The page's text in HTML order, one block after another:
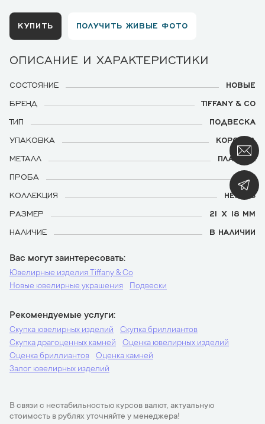
КУПИТЬ ПОЛУЧИТЬ ЖИВЫЕ ФОТО
ОПИСАНИЕ И ХАРАКТЕРИСТИКИ
СОСТОЯНИЕ
НОВЫЕ
БРЕНД
TIFFANY & CO
ТИП
ПОДВЕСКА
УПАКОВКА
КОРОБКА
МЕТАЛЛ
ПЛАТИНА
ПРОБА
950
КОЛЛЕКЦИЯ
HEARTS
РАЗМЕР
21 Х 18 ММ
НАЛИЧИЕ
В НАЛИЧИИ
Вас могут заинтересовать
Ювелирные изделия Tiffany & Co
Новые ювелирные украшения
Подвески
Рекомендуемые услуги
Скупка ювелирных изделий
Скупка бриллиантов
Скупка драгоценных камней
Оценка ювелирных изделий
Оценка бриллиантов
Оценка камней
Залог ювелирных изделий
В связи с нестабильностью курсов валют, актуальную
стоимость в рублях уточняйте у менеджера!